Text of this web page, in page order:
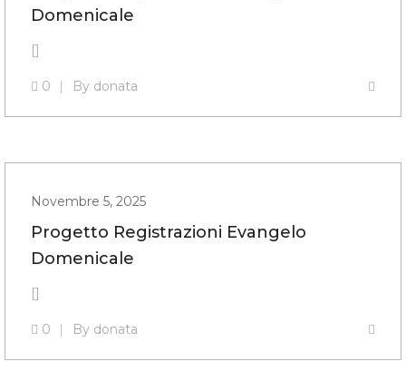
Domenicale
[]
0 By donata
Novembre 5, 2025
Progetto Registrazioni Evangelo
Domenicale
[]
0 By donata